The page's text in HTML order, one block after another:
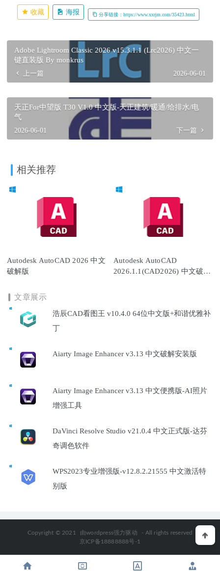
收藏 海报 分享链接：https://www.xxrjm.com/35423.html
Adobe Lightroom Classic 2026 v15.3.1.1 (Lrc2026) 中文一
键直装版 By monkrus
上一篇 2026-06-01
天正For中望版 T30 V1.0 中文版-天正建筑/暖通/给排水/电
气
2026-06-01 下一篇
相关推荐
Autodesk AutoCAD 2026 中文
破解版
Autodesk AutoCAD
2026.1.1(CAD2026) 中文破解
文章展示
浩辰CAD看图王 v10.4.0 64位中文版+和谐优雅补
丁
Aiarty Image Enhancer v3.13 中文破解安装版
Aiarty Image Enhancer v3.13 中文便携版-AI照片
增强工具
DaVinci Resolve Studio v21.0.4 中文正式版-达芬
奇调色软件
WPS2023专业增强版-v12.8.2.21555 中文激活特
别版
Copyright © 2021 由wordpress强力驱动
- All rights reserved
京ICP备18888888号-1